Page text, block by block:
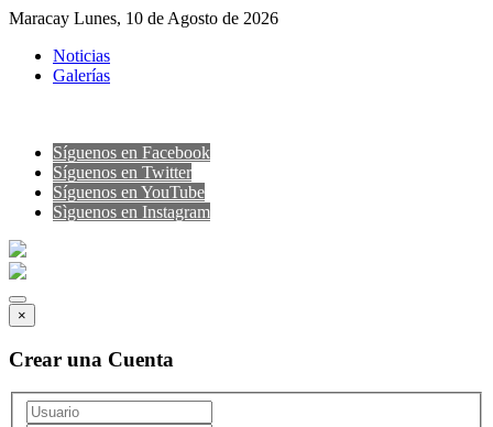
Maracay Lunes, 10 de Agosto de 2026
Noticias
Galerías
Síguenos en Facebook
Síguenos en Twitter
Síguenos en YouTube
Sìguenos en Instagram
×
Crear una Cuenta